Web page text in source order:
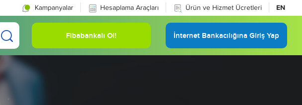
Kampanyalar Hesaplama Araçları Ürün ve Hizmet Ücretleri EN
Fibabankalı Ol! İnternet Bankacılığına Giriş Yap